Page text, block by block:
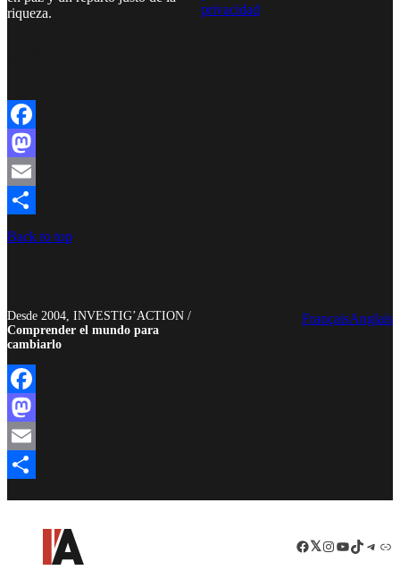
riqueza.
privacidad
Facebook
Mastodon
Email
Compartir
Back to top
Desde 2004, INVESTIG’ACTION /
Comprender el mundo para
cambiarlo
FrançaisAnglais
Facebook
Mastodon
Email
Facebook
LinkedIn
Instagram
YouTube
TikTok